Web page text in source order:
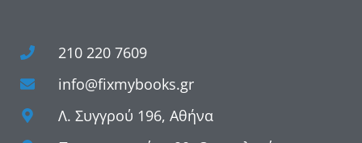
210 220 7609
info@fixmybooks.gr
Λ. Συγγρού 196, Αθήνα